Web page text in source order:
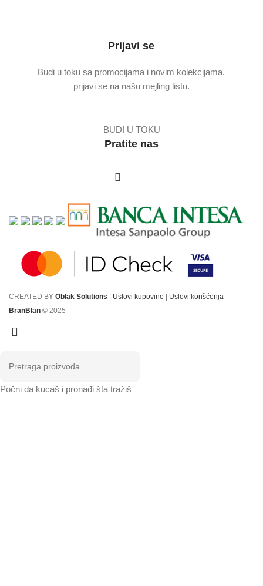
Prijavi se
Budi u toku sa promocijama i novim kolekcijama,
prijavi se na našu mejling listu.
BUDI U TOKU
Pratite nas
CREATED BY Oblak Solutions Uslovi kupovine
Uslovi korišćenja
BranBlan © 2025
Počni da kucaš i pronađi šta tražiš